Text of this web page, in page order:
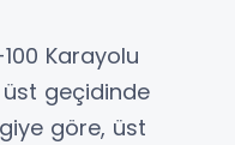
Karayolu
geçidinde
göre, üst